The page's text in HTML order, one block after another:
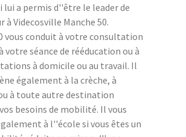
lui a permis d''être le leader de
à Videcosville Manche 50.
vous conduit à votre consultation
votre séance de rééducation ou à
à domicile ou au travail. Il
également à la crèche, à
à toute autre destination
besoins de mobilité. Il vous
à l''école si vous êtes un